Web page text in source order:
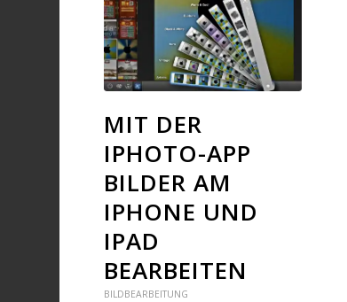
MIT DER
IPHOTO-APP
BILDER AM
IPHONE UND
IPAD
BEARBEITEN
BILDBEARBEITUNG